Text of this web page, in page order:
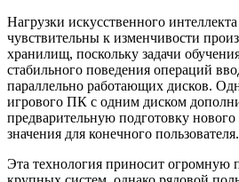
Нагрузки искусственного
чувствительны к изменчивости
хранилищ, поскольку задачи
стабильного поведения операций
параллельно работающих дисков.
игрового ПК с одним диском
предварительную подготовку
значения для конечного пользователя.
Эта технология приносит огромную